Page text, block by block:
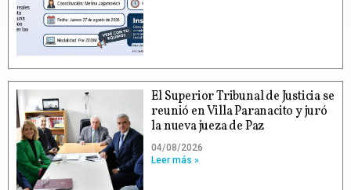
El Superior Tribunal de Justicia se
reunió en Villa Paranacito y juró
la nueva jueza de Paz
04/08/2026
Leer más »